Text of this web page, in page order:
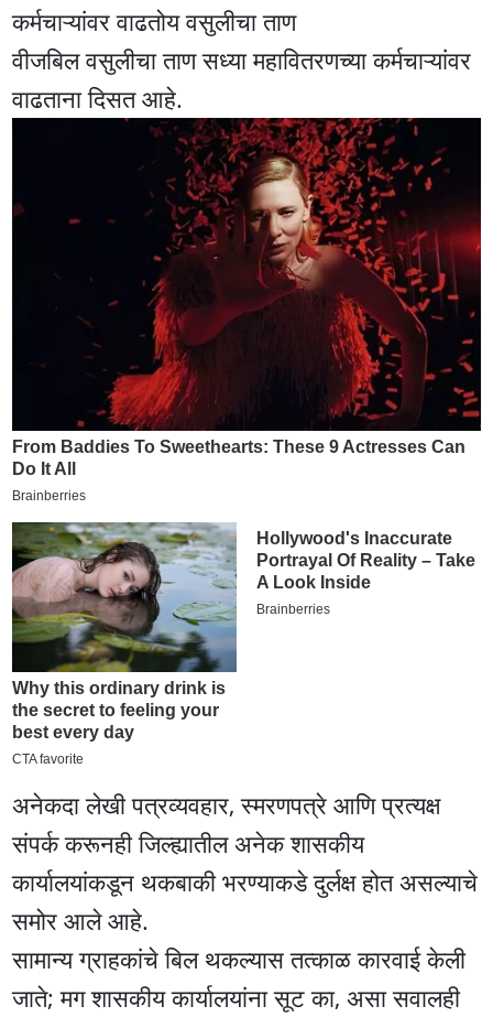
कर्मचाऱ्यांवर वाढतोय वसुलीचा ताण
वीजबिल वसुलीचा ताण सध्या महावितरणच्या कर्मचाऱ्यांवर
वाढताना दिसत आहे.
अनेकदा लेखी पत्रव्यवहार, स्मरणपत्रे आणि प्रत्यक्ष
संपर्क करूनही जिल्ह्यातील अनेक शासकीय
कार्यालयांकडून थकबाकी भरण्याकडे दुर्लक्ष होत असल्याचे
समोर आले आहे.
सामान्य ग्राहकांचे बिल थकल्यास तत्काळ कारवाई केली
जाते; मग शासकीय कार्यालयांना सूट का, असा सवालही